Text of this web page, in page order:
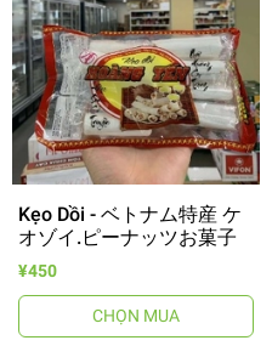
Kẹo Dồi - ベトナム特産 ケ
オゾイ.ピーナッツお菓子
¥450
CHỌN MUA